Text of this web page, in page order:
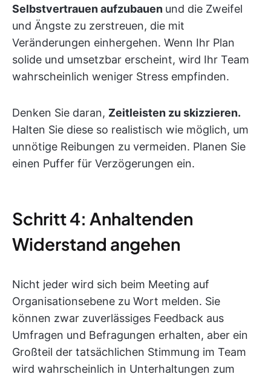
Selbstvertrauen aufzubauen und die Zweifel
und Ängste zu zerstreuen, die mit
Veränderungen einhergehen. Wenn Ihr Plan
solide und umsetzbar erscheint, wird Ihr Team
wahrscheinlich weniger Stress empfinden.
Denken Sie daran, Zeitleisten zu skizzieren.
Halten Sie diese so realistisch wie möglich, um
unnötige Reibungen zu vermeiden. Planen Sie
einen Puffer für Verzögerungen ein.
Schritt 4: Anhaltenden
Widerstand angehen
Nicht jeder wird sich beim Meeting auf
Organisationsebene zu Wort melden. Sie
können zwar zuverlässiges Feedback aus
Umfragen und Befragungen erhalten, aber ein
Großteil der tatsächlichen Stimmung im Team
wird wahrscheinlich in Unterhaltungen zum